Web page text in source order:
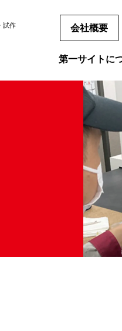
試作 会社概要
第一サイトに